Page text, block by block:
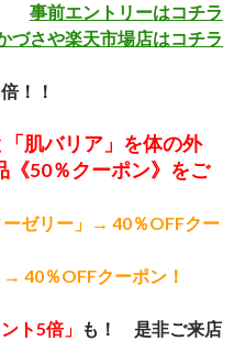
事前エントリーはコチラ
づさや楽天市場店はコチラ
！！
「肌バリア」を体の外
《50％クーポン》 をご
ーゼリー」→ 40％OFFクー
→ 40％OFFクーポン！
ト5倍」 も！ 是非ご来店